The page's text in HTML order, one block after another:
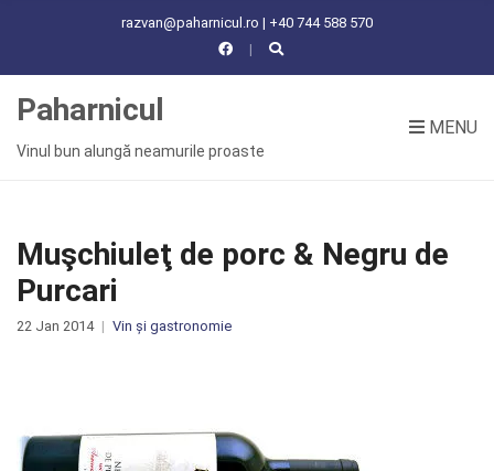
razvan@paharnicul.ro | +40 744 588 570
R
Paharnicul
Vinul bun alungă neamurile proaste
MENU
Muşchiuleţ de porc & Negru de
Purcari
22 Jan 2014 Vin și gastronomie